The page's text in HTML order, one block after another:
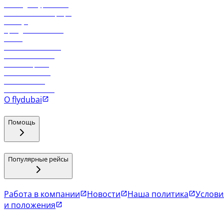
О flydubai
Помощь
Популярные рейсы
Работа в компании Новости Наша политика
и положения